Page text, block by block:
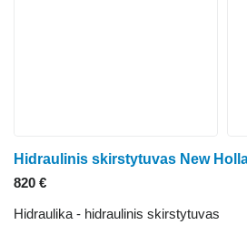
820 €
Hidraulika - hidraulinis skirstytuvas